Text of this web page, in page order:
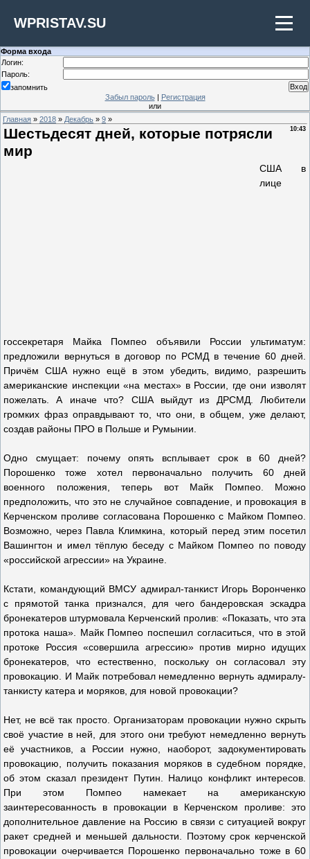
WPRISTAV.SU
Форма входа
Логин:
Пароль:
запомнить
Забыл пароль| Регистрация
или
Главная » 2018 » Декабрь » 9 »
10:43
Шестьдесят дней, которые потрясли
мир
США в
лице
госсекретаря Майка Помпео объявили России ультиматум:
предложили вернуться в договор по РСМД в течение 60 дней.
Причём США нужно ещё в этом убедить, видимо, разрешить
американские инспекции «на местах» в России, где они изволят
пожелать. А иначе что? США выйдут из ДРСМД. Любители
громких фраз оправдывают то, что они, в общем, уже делают,
создав районы ПРО в Польше и Румынии.
Одно смущает: почему опять всплывает срок в 60 дней?
Порошенко тоже хотел первоначально получить 60 дней
военного положения, теперь вот Майк Помпео. Можно
предположить, что это не случайное совпадение, и провокация в
Керченском проливе согласована Порошенко с Майком Помпео.
Возможно, через Павла Климкина, который перед этим посетил
Вашингтон и имел тёплую беседу с Майком Помпео по поводу
«российской агрессии» на Украине.
Кстати, командующий ВМСУ адмирал-танкист Игорь Воронченко
с прямотой танка признался, для чего бандеровская эскадра
бронекатеров штурмовала Керченский пролив: «Показать, что эта
протока наша». Майк Помпео поспешил согласиться, что в этой
протоке Россия «совершила агрессию» против мирно идущих
бронекатеров, что естественно, поскольку он согласовал эту
провокацию. И Майк потребовал немедленно вернуть адмиралу-
танкисту катера и моряков, для новой провокации?
Нет, не всё так просто. Организаторам провокации нужно скрыть
своё участие в ней, для этого они требуют немедленно вернуть
её участников, а России нужно, наоборот, задокументировать
провокацию, получить показания моряков в судебном порядке,
об этом сказал президент Путин. Налицо конфликт интересов.
При этом Помпео намекает на американскую
заинтересованность в провокации в Керченском проливе: это
дополнительное давление на Россию в связи с ситуацией вокруг
ракет средней и меньшей дальности. Поэтому срок керченской
провокации очерчивается Порошенко первоначально тоже в 60